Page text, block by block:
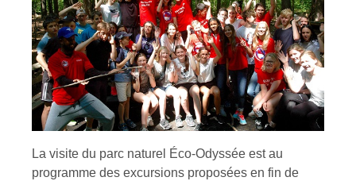
La visite du parc naturel Éco-Odyssée est au
programme des excursions proposées en fin de